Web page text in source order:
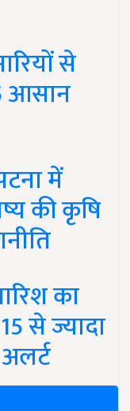
से
आसान
में
की कृषि
का
से ज्यादा